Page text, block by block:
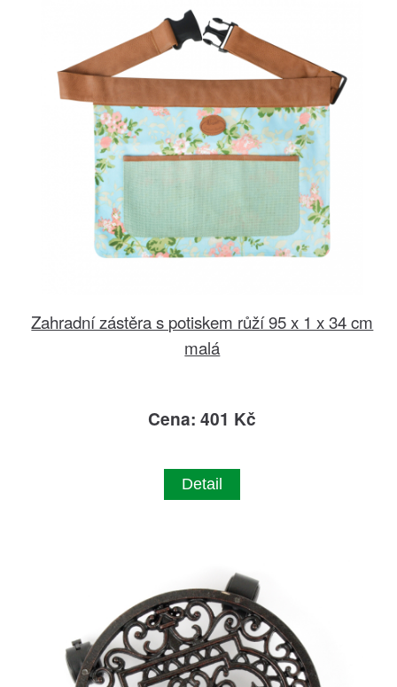
Zahradní zástěra s potiskem růží 95 x 1 x 34 cm
malá
Cena: 401 Kč
Detail